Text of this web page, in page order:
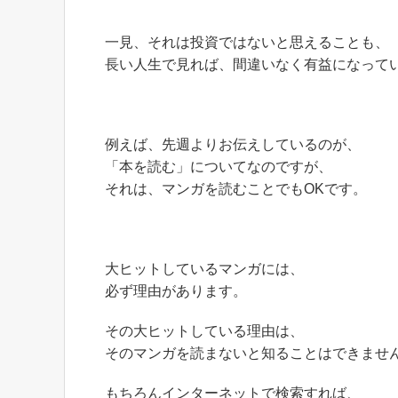
一見、それは投資ではないと思えることも、
長い人生で見れば、間違いなく有益になって
例えば、先週よりお伝えしているのが、
「本を読む」についてなのですが、
それは、マンガを読むことでもOKです。
大ヒットしているマンガには、
必ず理由があります。
その大ヒットしている理由は、
そのマンガを読まないと知ることはできませ
もちろんインターネットで検索すれば、